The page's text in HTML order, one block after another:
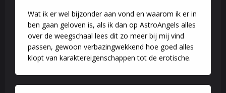
Wat ik er wel bijzonder aan vond en waarom ik er in
ben gaan geloven is, als ik dan op AstroAngels alles
over de weegschaal lees dit zo meer bij mij vind
passen, gewoon verbazingwekkend hoe goed alles
klopt van karaktereigenschappen tot de erotische.